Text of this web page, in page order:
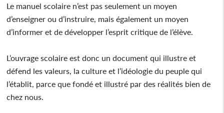
Le manuel scolaire n’est pas seulement un moyen
d’enseigner ou d’instruire, mais également un moyen
d’informer et de développer l’esprit critique de l’élève.
L’ouvrage scolaire est donc un document qui illustre et
défend les valeurs, la culture et l’idéologie du peuple qui
l’établit, parce que fondé et illustré par des réalités bien de
chez nous.